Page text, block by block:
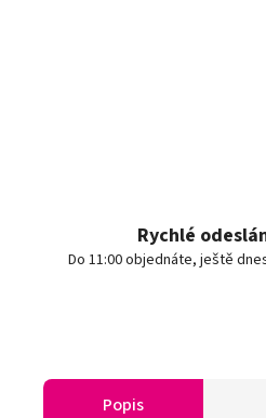
Rychlé
Do 11:00 objednáte, ještě
Popis